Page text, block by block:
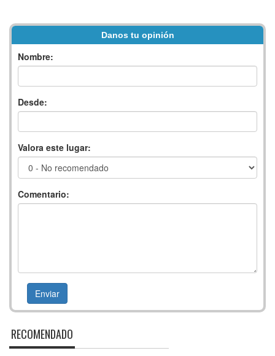
Danos tu opinión
Nombre:
Desde:
Valora este lugar:
Comentario:
RECOMENDADO